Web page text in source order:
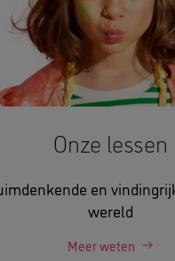
Onze lessen
en
wereld
Meer weten